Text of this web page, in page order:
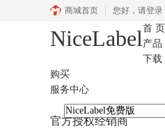
商城首页 您好， 请登录
NiceLabel
官方授权经销商
首 页
产品
下载
购买
服务中心